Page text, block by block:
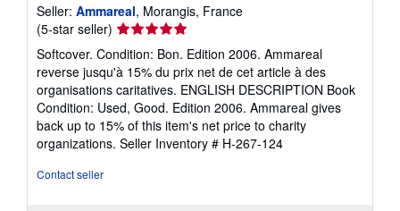
Seller: Ammareal, Morangis, France
(5-star seller) Seller
rating
5
out
of
5
stars
Softcover. Condition: Bon. Edition 2006. Ammareal
reverse jusqu'à 15% du prix net de cet article à des
organisations caritatives. ENGLISH DESCRIPTION Book
Condition: Used, Good. Edition 2006. Ammareal gives
back up to 15% of this item's net price to charity
organizations. Seller Inventory # H-267-124
Contact seller